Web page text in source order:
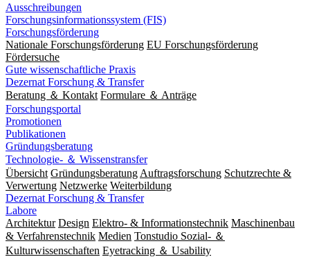
Ausschreibungen
Forschungsinformationssystem (FIS)
Forschungsförderung
Nationale Forschungsförderung EU Forschungsförderung
Fördersuche
Gute wissenschaftliche Praxis
Dezernat Forschung & Transfer
Beratung ＆ Kontakt Formulare ＆ Anträge
Forschungsportal
Promotionen
Publikationen
Gründungsberatung
Technologie- ＆ Wissenstransfer
Übersicht Gründungsberatung Auftragsforschung Schutzrechte &
Verwertung Netzwerke Weiterbildung
Dezernat Forschung & Transfer
Labore
Architektur Design Elektro- & Informationstechnik Maschinenbau
& Verfahrenstechnik Medien Tonstudio Sozial- ＆
Kulturwissenschaften Eyetracking ＆ Usability